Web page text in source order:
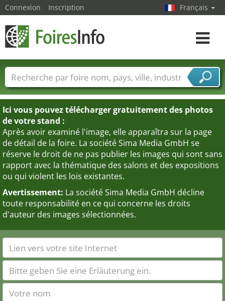
Ici vous pouvez télécharger gratuitement des photos
de votre stand :
Après avoir examiné l'image, elle apparaîtra sur la page
de détail de la foire. La société Sima Media GmbH se
réserve le droit de ne pas publier les images qui sont sans
rapport avec la thématique des salons et des expositions
ou qui violent les lois existantes.
Avertissement: La société Sima Media GmbH décline
toute responsabilité en ce qui concerne les droits
d'auteur des images sélectionnées.
Connexion Inscription Français
Toggle
Foire noms Pays Villes
Secteurs de foire
Secteurs du fournisseur de services